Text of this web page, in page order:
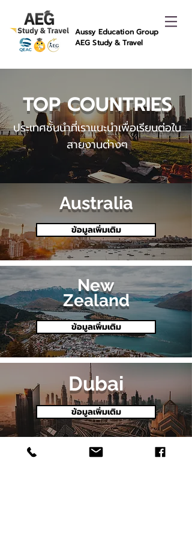
Aussy Education Group
AEG Study & Travel
TOP COUNTRIES
ประเทศชั้นนำที่เราแนะนำเพื่อเรียนต่อใน
สายงานต่างๆ
Australia
ข้อมูลเพิ่มเติม
New
Zealand
ข้อมูลเพิ่มเติม
Dubai
ข้อมูลเพิ่มเติม